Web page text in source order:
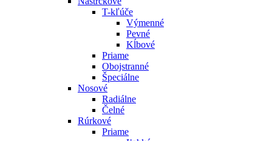
T-kľúče
Výmenné
Pevné
Kĺbové
Priame
Obojstranné
Špeciálne
Nosové
Radiálne
Čelné
Rúrkové
Priame